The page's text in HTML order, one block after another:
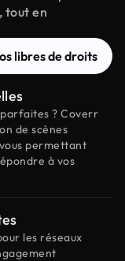
tout en
libres de droits
parfaites ? Coverr
de scènes
permettant
à vos
les réseaux